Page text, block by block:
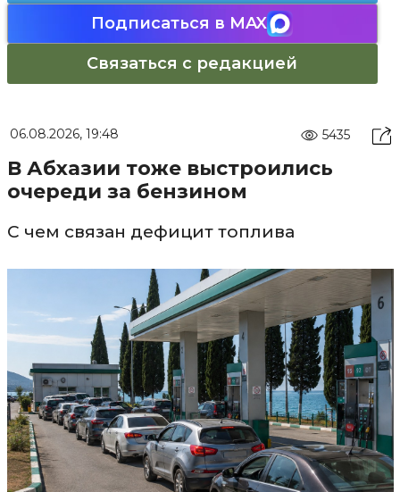
Подписаться в MAX
Связаться с редакцией
06.08.2026, 19:48 5435
В Абхазии тоже выстроились
очереди за бензином
С чем связан дефицит топлива